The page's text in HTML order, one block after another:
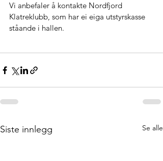
Vi anbefaler å kontakte Nordfjord
Klatreklubb, som har ei eiga utstyrskasse
ståande i hallen.
Siste innlegg Se alle